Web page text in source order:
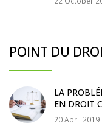
POINT DU
LA
EN DROIT
20 April 2019